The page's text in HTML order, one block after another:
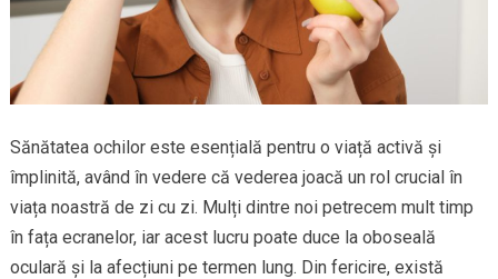
Sănătatea ochilor este esențială pentru o viață activă și
împlinită, având în vedere că vederea joacă un rol crucial în
viața noastră de zi cu zi. Mulți dintre noi petrecem mult timp
în fața ecranelor, iar acest lucru poate duce la oboseală
oculară și la afecțiuni pe termen lung. Din fericire, există